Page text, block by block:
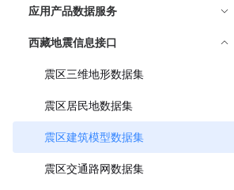
应用产品数据服务
西藏地震信息接口
震区三维地形数据集
震区居民地数据集
震区建筑模型数据集
震区交通路网数据集